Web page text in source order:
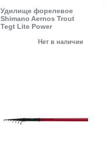
Удилище форелевое
Shimano Aernos Trout
Tegt Lite Power
Нет в наличии